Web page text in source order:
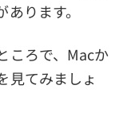
ります。
ころで、Macか
見てみましょ